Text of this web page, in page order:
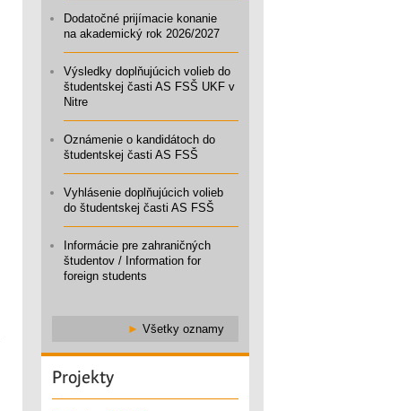
Dodatočné prijímacie konanie
na akademický rok 2026/2027
Výsledky doplňujúcich volieb do
študentskej časti AS FSŠ UKF v
Nitre
Oznámenie o kandidátoch do
študentskej časti AS FSŠ
Vyhlásenie doplňujúcich volieb
do študentskej časti AS FSŠ
Informácie pre zahraničných
študentov / Information for
foreign students
► Všetky oznamy
Projekty